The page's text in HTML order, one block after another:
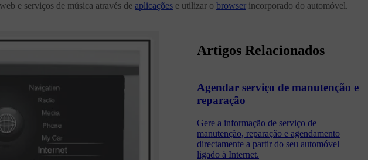
e serviços de música através de aplicações e utilizar o browser incorporado do automóvel.
Artigos Relacionados
Agendar serviço de manutenção e
reparação
Gere a informação de serviço de
manutenção, reparação e agendamento
directamente a partir do seu automóvel
ligado à Internet.